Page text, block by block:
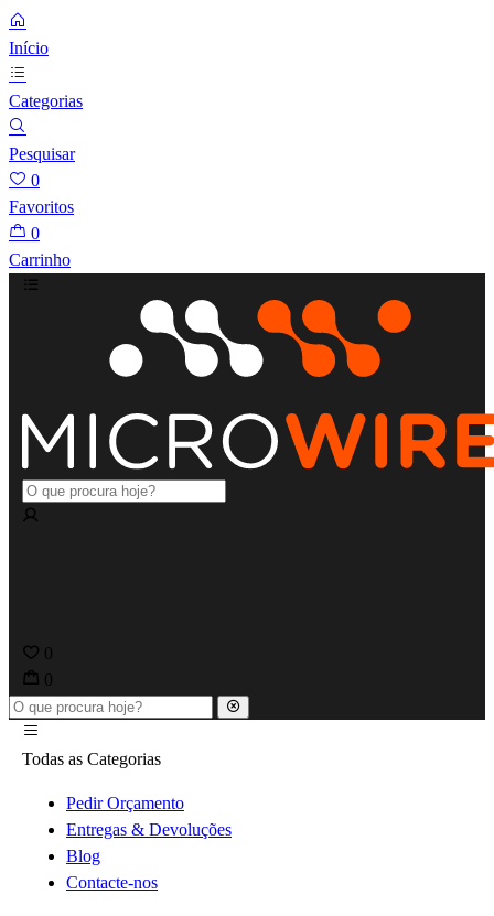
Início
Categorias
Pesquisar
0
Favoritos
0
Carrinho
0
0
Todas as Categorias
Pedir Orçamento
Entregas & Devoluções
Blog
Contacte-nos